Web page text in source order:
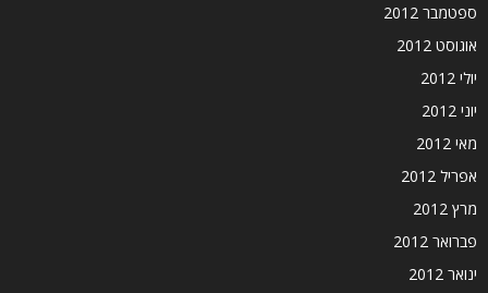
ספטמבר 2012
אוגוסט 2012
יולי 2012
יוני 2012
מאי 2012
אפריל 2012
מרץ 2012
פברואר 2012
ינואר 2012